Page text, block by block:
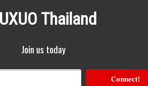
Thailand
Join us today
Connect!